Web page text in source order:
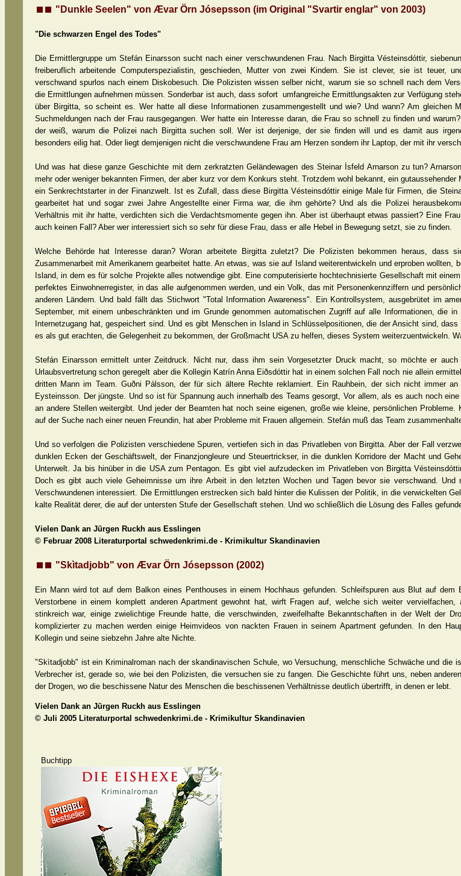
"Dunkle Seelen" von Ævar Örn Jósepsson (im Original "Svartir englar" von 2003)
"Die schwarzen Engel des Todes"
Die Ermittlergruppe um Stefán Einarsson sucht nach einer verschwundenen Frau. Nach Birgitta Vésteinsdóttir,
freiberuflich arbeitende Computerspezialistin, geschieden, Mutter von zwei Kindern. Sie ist clever, sie ist teuer,
verschwand spurlos nach einem Diskobesuch. Die Polizisten wissen selber nicht, warum sie so schnell nach dem
die Ermittlungen aufnehmen müssen. Sonderbar ist auch, dass sofort umfangreiche Ermittlungsakten zur Verfügung
über Birgitta, so scheint es. Wer hatte all diese Informationen zusammengestellt und wie? Und wann? Am gleichen
Suchmeldungen nach der Frau rausgegangen. Wer hatte ein Interesse daran, die Frau so schnell zu finden und
der weiß, warum die Polizei nach Birgitta suchen soll. Wer ist derjenige, der sie finden will und es damit aus
besonders eilig hat. Oder liegt demjenigen nicht die verschwundene Frau am Herzen sondern ihr Laptop, der mit ihr
Und was hat diese ganze Geschichte mit dem zerkratzten Geländewagen des Steinar İsfeld Arnarson zu tun?
mehr oder weniger bekannten Firmen, der aber kurz vor dem Konkurs steht. Trotzdem wohl bekannt, ein
ein Senkrechtstarter in der Finanzwelt. Ist es Zufall, dass diese Birgitta Vésteinsdóttir einige Male für Firmen, die
gearbeitet hat und sogar zwei Jahre Angestellte einer Firma war, die ihm gehörte? Und als die Polizei
Verhältnis mit ihr hatte, verdichten sich die Verdachtsmomente gegen ihn. Aber ist überhaupt etwas passiert? Eine
auch keinen Fall? Aber wer interessiert sich so sehr für diese Frau, dass er alle Hebel in Bewegung setzt, sie zu finden.
Welche Behörde hat Interesse daran? Woran arbeitete Birgitta zuletzt? Die Polizisten bekommen heraus, dass
Zusammenarbeit mit Amerikanern gearbeitet hatte. An etwas, was sie auf Island weiterentwickeln und erproben
Island, in dem es für solche Projekte alles notwendige gibt. Eine computerisierte hochtechnisierte Gesellschaft mit
perfektes Einwohnerregister, in das alle aufgenommen werden, und ein Volk, das mit Personenkennziffern und
anderen Ländern. Und bald fällt das Stichwort "Total Information Awareness". Ein Kontrollsystem, ausgebrütet im
September, mit einem unbeschränkten und im Grunde genommen automatischen Zugriff auf alle Informationen, die
Internetzugang hat, gespeichert sind. Und es gibt Menschen in Island in Schlüsselpositionen, die der Ansicht sind,
es als gut erachten, die Gelegenheit zu bekommen, der Großmacht USA zu helfen, dieses System weiterzuentwickeln.
Stefán Einarsson ermittelt unter Zeitdruck. Nicht nur, dass ihm sein Vorgesetzter Druck macht, so möchte er
Urlaubsvertretung schon geregelt aber die Kollegin Katrín Anna Eiðsdóttir hat in einem solchen Fall noch nie allein
dritten Mann im Team. Guðni Pálsson, der für sich ältere Rechte reklamiert. Ein Rauhbein, der sich nicht immer
Eysteinsson. Der jüngste. Und so ist für Spannung auch innerhalb des Teams gesorgt, Vor allem, als es auch noch
an andere Stellen weitergibt. Und jeder der Beamten hat noch seine eigenen, große wie kleine, persönlichen
auf der Suche nach einer neuen Freundin, hat aber Probleme mit Frauen allgemein. Stefán muß das Team
Und so verfolgen die Polizisten verschiedene Spuren, vertiefen sich in das Privatleben von Birgitta. Aber der Fall
dunklen Ecken der Geschäftswelt, der Finanzjongleure und Steuertrickser, in die dunklen Korridore der Macht und
Unterwelt. Ja bis hinüber in die USA zum Pentagon. Es gibt viel aufzudecken im Privatleben von Birgitta
Doch es gibt auch viele Geheimnisse um ihre Arbeit in den letzten Wochen und Tagen bevor sie verschwand.
Verschwundenen interessiert. Die Ermittlungen erstrecken sich bald hinter die Kulissen der Politik, in die verwickelten
kalte Realität derer, die auf der untersten Stufe der Gesellschaft stehen. Und wo schließlich die Lösung des Falles
Vielen Dank an Jürgen Ruckh aus Esslingen
© Februar 2008 Literaturportal schwedenkrimi.de - Krimikultur Skandinavien
"Skìtadjobb" von Ævar Örn Jósepsson (2002)
Ein Mann wird tot auf dem Balkon eines Penthouses in einem Hochhaus gefunden. Schleifspuren aus Blut auf dem
Verstorbene in einem komplett anderen Apartment gewohnt hat, wirft Fragen auf, welche sich weiter
stinkreich war, einige zwielichtige Freunde hatte, die verschwinden, zweifelhafte Bekanntschaften in der Welt der
komplizierter zu machen werden einige Heimvideos von nackten Frauen in seinem Apartment gefunden. In den
Kollegin und seine siebzehn Jahre alte Nichte.
"Skìtadjobb" ist ein Kriminalroman nach der skandinavischen Schule, wo Versuchung, menschliche Schwäche und die
Verbrecher ist, gerade so, wie bei den Polizisten, die versuchen sie zu fangen. Die Geschichte führt uns, neben
der Drogen, wo die beschissene Natur des Menschen die beschissenen Verhältnisse deutlich übertrifft, in denen er lebt.
Vielen Dank an Jürgen Ruckh aus Esslingen
© Juli 2005 Literaturportal schwedenkrimi.de - Krimikultur Skandinavien
Buchtipp